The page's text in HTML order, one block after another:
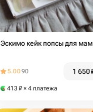
Эскимо кейк попсы для
5.0090 1 650
413 ₽ × 4 платежа